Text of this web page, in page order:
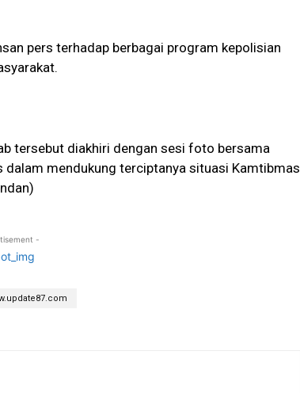
pers terhadap berbagai program kepolisian
tersebut diakhiri dengan sesi foto bersama
mendukung terciptanya situasi Kamtibmas
-